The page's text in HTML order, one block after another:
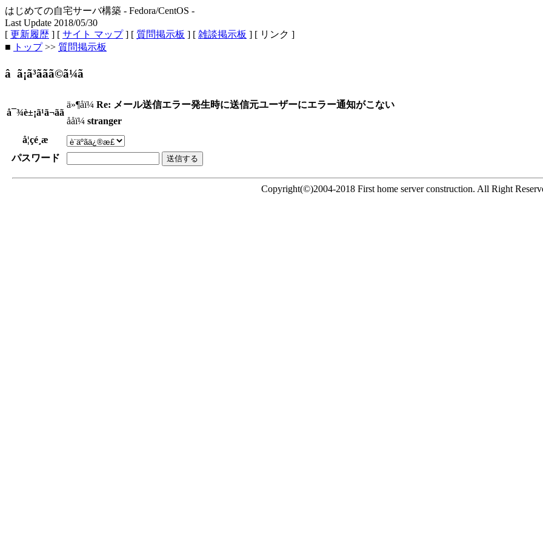
はじめての自宅サーバ構築 - Fedora/CentOS -
Last Update 2018/05/30
[ 更新履歴 ] [ サイト マップ] [ 質問掲示板 ] [ 雑談掲示板 ] [ リンク ]
■
トップ>> 質問掲示板
â ã¡ã³ããã©ã¼ã
å¯¾è±¡ã¹ã¬ãã
ä»¶åï¼ Re: メール送信エラー発生時に送信元ユーザーにエラー通知がこない
ååï¼ stranger
å¦çé¸æ
パスワード
Copyright(©)2004-2018 First home server construction. All Right